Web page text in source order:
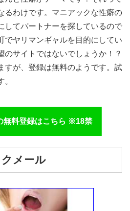
るわけです。マニアックな性癖の
してパートナーを探しているので
でヤリマンギャルを目的にしてい
のサイトではないでしょうか！？
すが、登録は無料のようです。試
無料登録はこちら ※18禁
メール